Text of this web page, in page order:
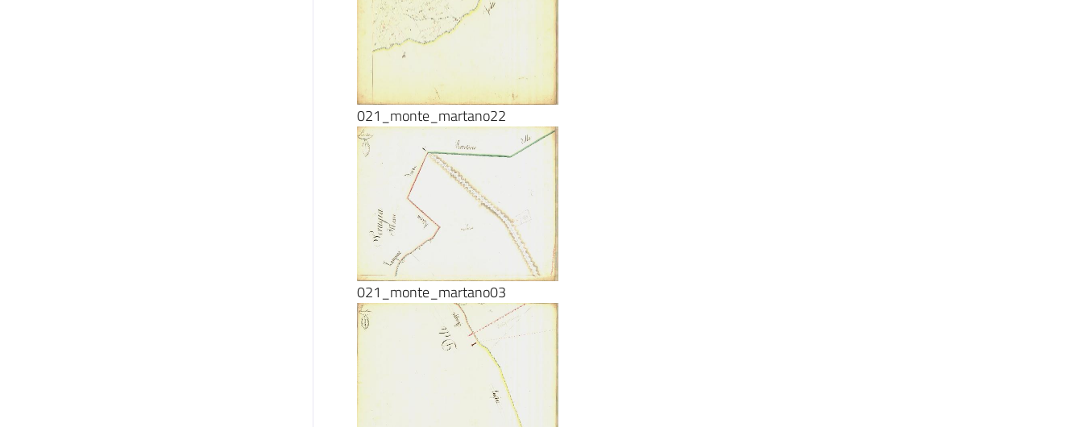
021_monte_martano22
021_monte_martano03